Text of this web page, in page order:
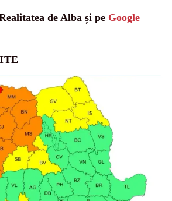
de Alba și pe Google